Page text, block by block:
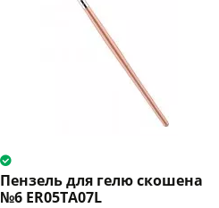
Пензель для гелю скошена
№6 ER05TA07L